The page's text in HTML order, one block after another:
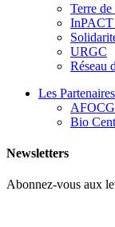
Terre
InPACT
URGC
Réseau
Les Partenaires
Bio
Newsletters
Abonnez-vous aux